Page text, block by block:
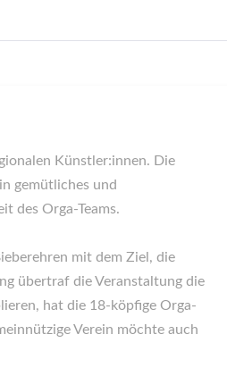
Künstler:innen. Die
gemütliches und
des Orga-Teams.
mit dem Ziel, die
übertraf die Veranstaltung die
hat die 18-köpfige Orga-
Verein möchte auch